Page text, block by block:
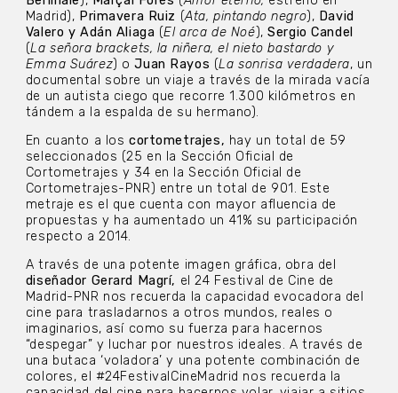
Madrid), Primavera Ruiz (Ata, pintando negro), David
Valero y Adán Aliaga (El arca de Noé),Sergio Candel
(La señora brackets, la niñera, el nieto bastardo y
Emma Suárez) o Juan Rayos (La sonrisa verdadera, un
documental sobre un viaje a través de la mirada vacía
de un autista ciego que recorre 1.300 kilómetros en
tándem a la espalda de su hermano).
En cuanto a loscortometrajes, hay un total de 59
seleccionados (25 en la Sección Oficial de
Cortometrajes y 34 en la Sección Oficial de
Cortometrajes-PNR) entre un total de 901. Este
metraje es el que cuenta con mayor afluencia de
propuestas y ha aumentado un 41% su participación
respecto a 2014.
A través de una potente imagen gráfica, obra del
diseñador Gerard Magrí, el 24 Festival de Cine de
Madrid-PNR nos recuerda la capacidad evocadora del
cine para trasladarnos a otros mundos, reales o
imaginarios, así como su fuerza para hacernos
“despegar” y luchar por nuestros ideales. A través de
una butaca ‘voladora’ y una potente combinación de
colores, el #24FestivalCineMadrid nos recuerda la